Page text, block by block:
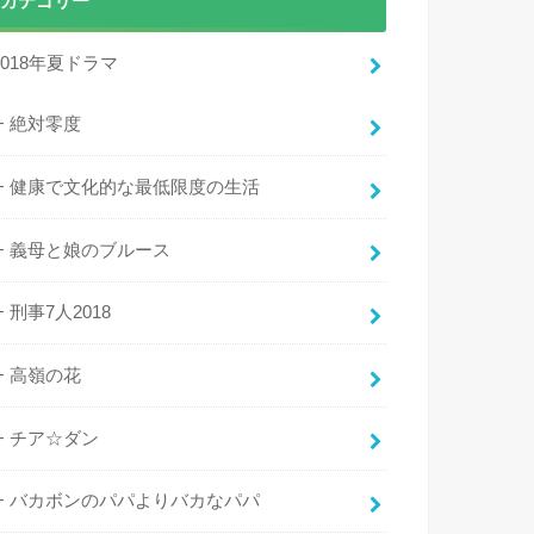
年夏ドラマ
絶対零度
健康で文化的な最低限度の生活
義母と娘のブルース
刑事7人2018
高嶺の花
チア☆ダン
バカボンのパパよりバカなパパ